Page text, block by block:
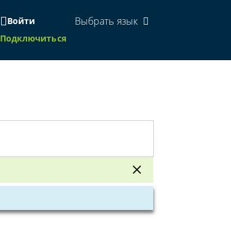
Войти
Подключиться
Выбрать язык